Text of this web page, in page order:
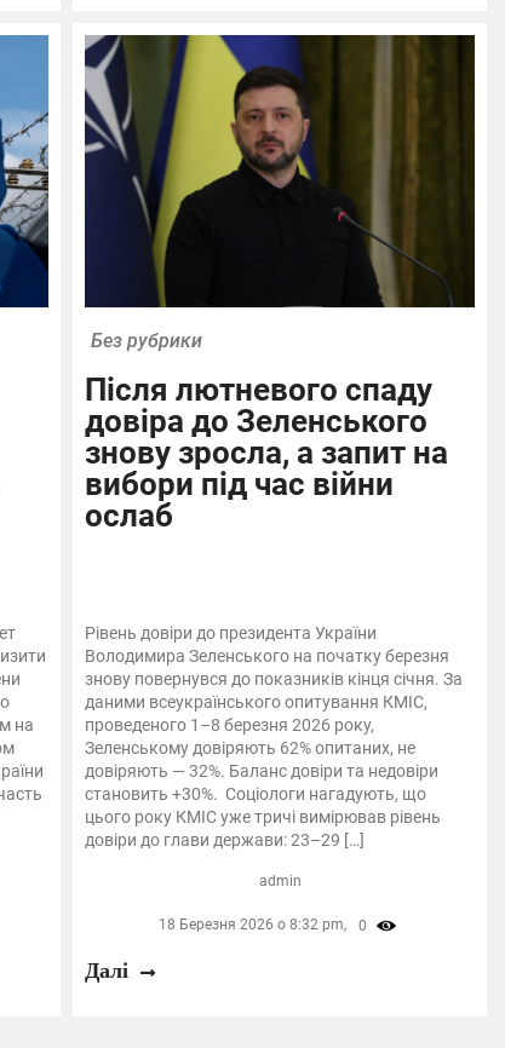
на
Без рубрики
Після лютневого спаду
довіра до Зеленського
знову зросла, а запит на
вибори під час війни
ослаб
Рівень довіри до президента України
Володимира Зеленського на початку березня
знову повернувся до показників кінця січня. За
даними всеукраїнського опитування КМІС,
проведеного 1–8 березня 2026 року,
Зеленському довіряють 62% опитаних, не
довіряють — 32%. Баланс довіри та недовіри
становить +30%. Соціологи нагадують, що
цього року КМІС уже тричі вимірював рівень
довіри до глави держави: 23–29 […]
admin
18 Березня 2026 о 8:32 pm, 0
Далі